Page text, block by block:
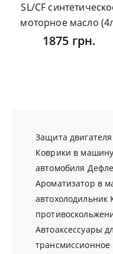
SL/CF
моторное масло
1875 грн.
Защита двигателя
Коврики в машину
автомобиля
Ароматизатор в
автохолодильник
Автоаксессуары
трансмиссионное